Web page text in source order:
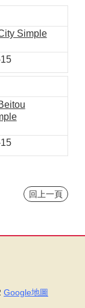
Simple
回上一頁
Google地圖